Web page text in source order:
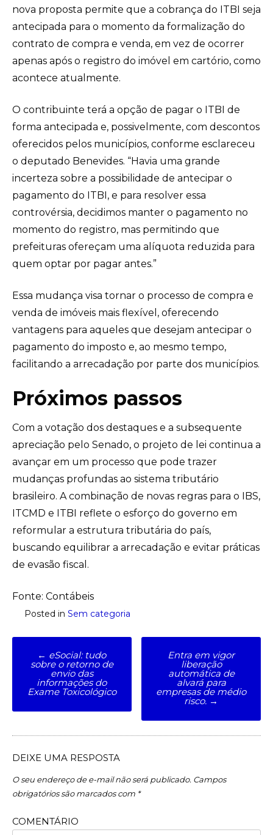
nova proposta permite que a cobrança do ITBI seja
antecipada para o momento da formalização do
contrato de compra e venda, em vez de ocorrer
apenas após o registro do imóvel em cartório, como
acontece atualmente.
O contribuinte terá a opção de pagar o ITBI de
forma antecipada e, possivelmente, com descontos
oferecidos pelos municípios, conforme esclareceu
o deputado Benevides. “Havia uma grande
incerteza sobre a possibilidade de antecipar o
pagamento do ITBI, e para resolver essa
controvérsia, decidimos manter o pagamento no
momento do registro, mas permitindo que
prefeituras ofereçam uma alíquota reduzida para
quem optar por pagar antes.”
Essa mudança visa tornar o processo de compra e
venda de imóveis mais flexível, oferecendo
vantagens para aqueles que desejam antecipar o
pagamento do imposto e, ao mesmo tempo,
facilitando a arrecadação por parte dos municípios.
Próximos passos
Com a votação dos destaques e a subsequente
apreciação pelo Senado, o projeto de lei continua a
avançar em um processo que pode trazer
mudanças profundas ao sistema tributário
brasileiro. A combinação de novas regras para o IBS,
ITCMD e ITBI reflete o esforço do governo em
reformular a estrutura tributária do país,
buscando equilibrar a arrecadação e evitar práticas
de evasão fiscal.
Fonte: Contábeis
Posted in Sem categoria
Post
navigation
← eSocial: tudo
sobre o retorno de
envio das
informações do
Exame Toxicológico
Entra em vigor
liberação
automática de
alvará para
empresas de médio
risco. →
DEIXE UMA RESPOSTA
O seu endereço de e-mail não será publicado. Campos
obrigatórios são marcados com *
COMENTÁRIO